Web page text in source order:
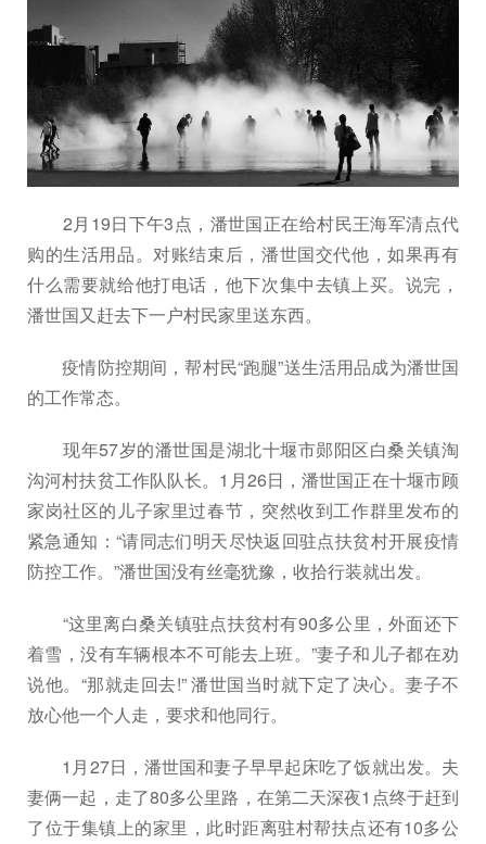
2月19日下午3点，潘世国正在给村民王海军清点代
购的生活用品。对账结束后，潘世国交代他，如果再有
什么需要就给他打电话，他下次集中去镇上买。说完，
潘世国又赶去下一户村民家里送东西。
疫情防控期间，帮村民“跑腿”送生活用品成为潘世国
的工作常态。
现年57岁的潘世国是湖北十堰市郧阳区白桑关镇淘
沟河村扶贫工作队队长。1月26日，潘世国正在十堰市顾
家岗社区的儿子家里过春节，突然收到工作群里发布的
紧急通知：“请同志们明天尽快返回驻点扶贫村开展疫情
防控工作。”潘世国没有丝毫犹豫，收拾行装就出发。
“这里离白桑关镇驻点扶贫村有90多公里，外面还下
着雪，没有车辆根本不可能去上班。”妻子和儿子都在劝
说他。“那就走回去!” 潘世国当时就下定了决心。妻子不
放心他一个人走，要求和他同行。
1月27日，潘世国和妻子早早起床吃了饭就出发。夫
妻俩一起，走了80多公里路，在第二天深夜1点终于赶到
了位于集镇上的家里，此时距离驻村帮扶点还有10多公